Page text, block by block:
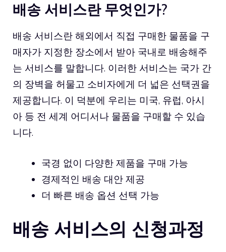
배송 서비스란 무엇인가?
배송 서비스란 해외에서 직접 구매한 물품을 구
매자가 지정한 장소에서 받아 국내로 배송해주
는 서비스를 말합니다. 이러한 서비스는 국가 간
의 장벽을 허물고 소비자에게 더 넓은 선택권을
제공합니다. 이 덕분에 우리는 미국, 유럽, 아시
아 등 전 세계 어디서나 물품을 구매할 수 있습
니다.
국경 없이 다양한 제품을 구매 가능
경제적인 배송 대안 제공
더 빠른 배송 옵션 선택 가능
배송 서비스의 신청과정